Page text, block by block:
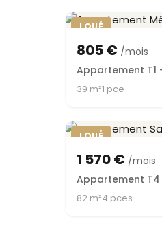
LOUÉ
805 € /mois
Appartement
39 m²1 pce
LOUÉ
1 570 € /mois
Appartement
82 m²4 pces